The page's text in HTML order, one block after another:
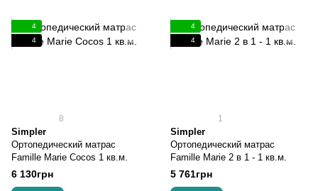
4
4
8
Simpler
Ортопедический матрас
Famille Marie Cocos 1 кв.м.
6 130грн
4
4
1
Simpler
Ортопедический матрас
Famille Marie 2 в 1 - 1 кв.м.
5 761грн